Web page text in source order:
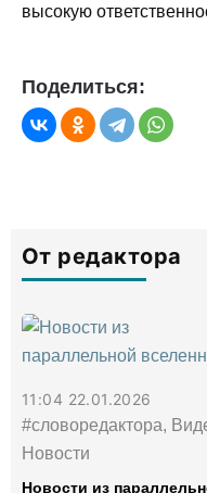
высокую
Поделиться:
От редактора
11:04 22.01.2026
#словоредактора,
Новости
Новости из